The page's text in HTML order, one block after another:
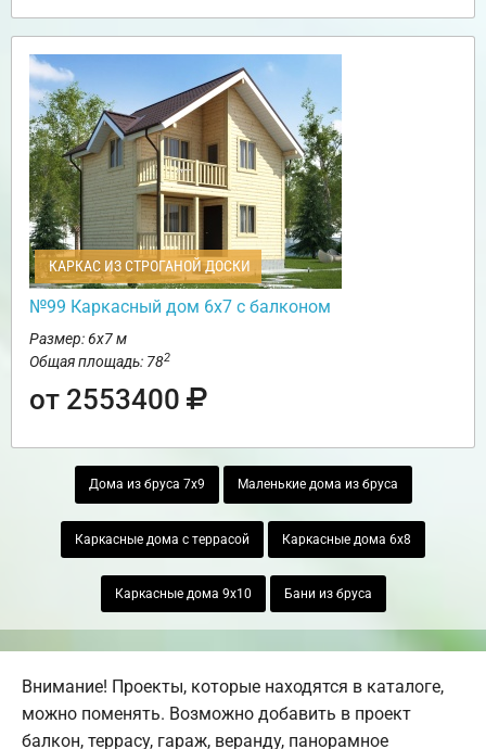
КАРКАС ИЗ СТРОГАНОЙ ДОСКИ
№99 Каркасный дом 6х7 с балконом
Размер: 6х7 м
Общая площадь: 782
от 2553400
Дома из бруса 7х9 Маленькие дома из бруса
Каркасные дома с террасой Каркасные дома 6х8
Каркасные дома 9х10 Бани из бруса
Внимание! Проекты, которые находятся в каталоге,
можно поменять. Возможно добавить в проект
балкон, террасу, гараж, веранду, панорамное